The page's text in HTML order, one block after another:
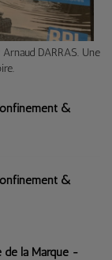
DARRAS. Une
&
&
de la Marque -